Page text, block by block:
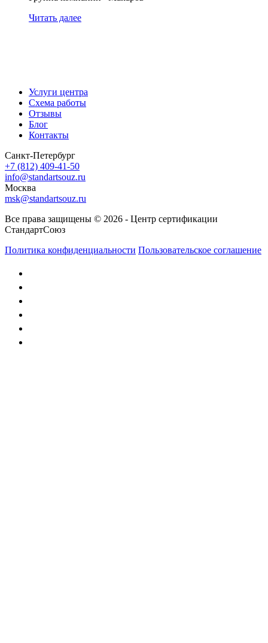
Читать далее
Услуги центра
Схема работы
Отзывы
Блог
Контакты
Санкт-Петербург
+7 (812) 409-41-50
info@standartsouz.ru
Москва
msk@standartsouz.ru
Все права защищены © 2026 - Центр сертификации
СтандартСоюз
Политика конфиденциальности Пользовательское соглашение